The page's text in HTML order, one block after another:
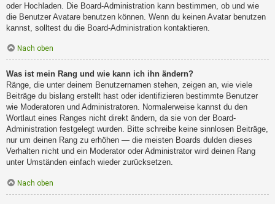
oder Hochladen. Die Board-Administration kann bestimmen, ob und wie
die Benutzer Avatare benutzen können. Wenn du keinen Avatar benutzen
kannst, solltest du die Board-Administration kontaktieren.
Nach oben
Was ist mein Rang und wie kann ich ihn ändern?
Ränge, die unter deinem Benutzernamen stehen, zeigen an, wie viele
Beiträge du bislang erstellt hast oder identifizieren bestimmte Benutzer
wie Moderatoren und Administratoren. Normalerweise kannst du den
Wortlaut eines Ranges nicht direkt ändern, da sie von der Board-
Administration festgelegt wurden. Bitte schreibe keine sinnlosen Beiträge,
nur um deinen Rang zu erhöhen — die meisten Boards dulden dieses
Verhalten nicht und ein Moderator oder Administrator wird deinen Rang
unter Umständen einfach wieder zurücksetzen.
Nach oben